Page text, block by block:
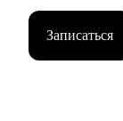
Записаться